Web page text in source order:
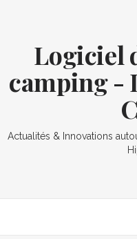
Logiciel
camping -
Actualités & Innovations